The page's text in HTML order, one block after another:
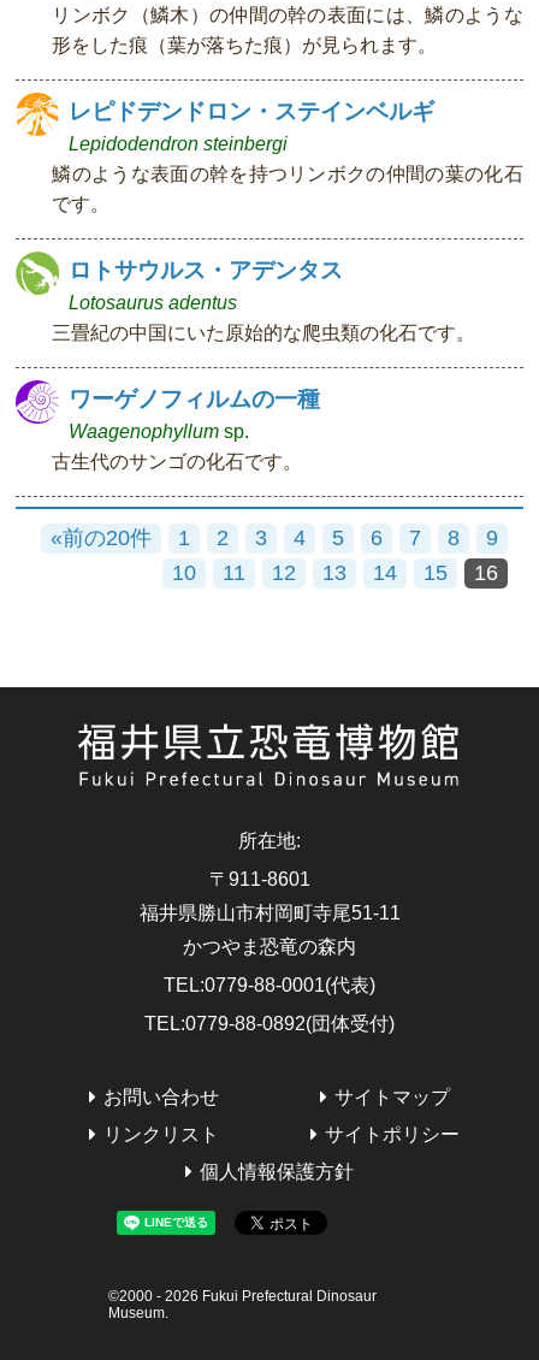
リンボク（鱗木）の仲間の幹の表面には、鱗のような
形をした痕（葉が落ちた痕）が見られます。
レピドデンドロン・ステインベルギ
Lepidodendron steinbergi
鱗のような表面の幹を持つリンボクの仲間の葉の化石
です。
ロトサウルス・アデンタス
Lotosaurus adentus
三畳紀の中国にいた原始的な爬虫類の化石です。
ワーゲノフィルムの一種
Waagenophyllum sp.
古生代のサンゴの化石です。
«前の20件 1 2 3 4 5 6 7 8
9
10
11 12 13 14 15 16
所在地:
〒911-8601
福井県勝山市村岡町寺尾51-11
かつやま恐竜の森内
TEL:0779-88-0001(代表)
TEL:0779-88-0892(団体受付)
お問い合わせ
サイトマップ
リンクリスト
サイトポリシー
個人情報保護方針
©2000 - 2026 Fukui Prefectural Dinosaur
Museum.